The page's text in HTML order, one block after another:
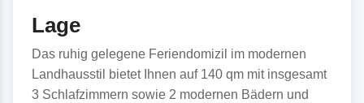
Lage
Das ruhig gelegene Feriendomizil im modernen
Landhausstil bietet Ihnen auf 140 qm mit insgesamt
3 Schlafzimmern sowie 2 modernen Bädern und